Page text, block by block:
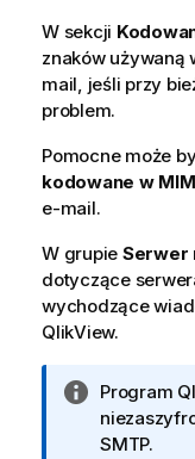
W sekcji
znaków używaną
mail, jeśli przy
problem.
Pomocne może
kodowane w
e-mail.
W grupie Serwer
dotyczące
wychodzące
QlikView.
I
n
f
Program
SMTP.